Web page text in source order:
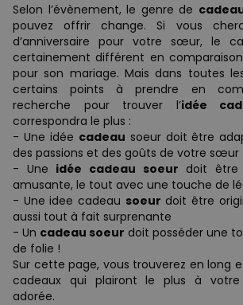
Selon l’évènement, le genre de
pouvez offrir change. Si vous
d’anniversaire pour votre sœur, le
certainement différent en
pour son mariage. Mais dans toutes
certains points à prendre en
recherche pour trouver l’idée
correspondra le plus :
- Une idée cadeau soeur doit être
des passions et des goûts de votre sœur
- Une idée cadeau soeur doit être
amusante, le tout avec une touche de
- Une idee cadeau soeur doit être
aussi tout à fait surprenante
- Un cadeau soeur doit posséder une
de folie !
Sur cette page, vous trouverez en long
cadeaux qui plairont le plus à
adorée.